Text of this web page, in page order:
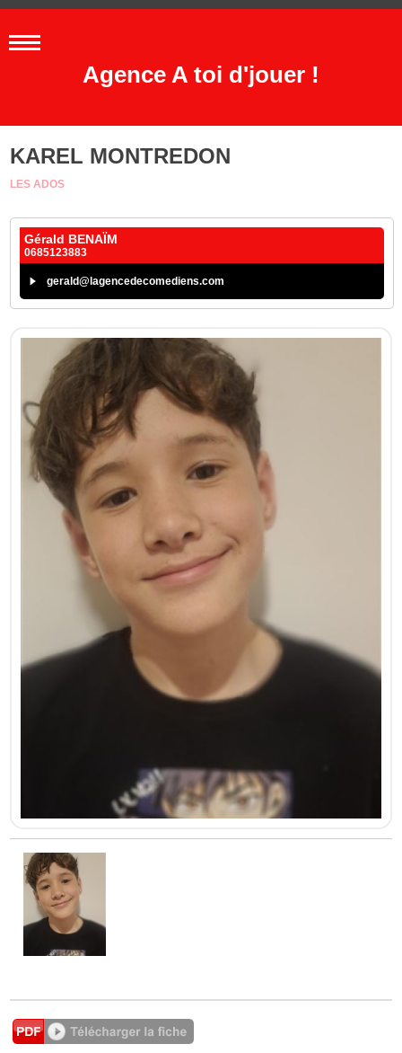
Agence A toi d'jouer !
KAREL MONTREDON
LES ADOS
Gérald BENAÏM
0685123883
gerald@lagencedecomediens.com